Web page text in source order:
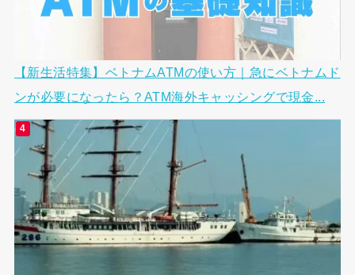
【新生活特集】ベトナムATMの使い方｜急にベトナムド
ンが必要になったら？ATM海外キャッシングで現金...